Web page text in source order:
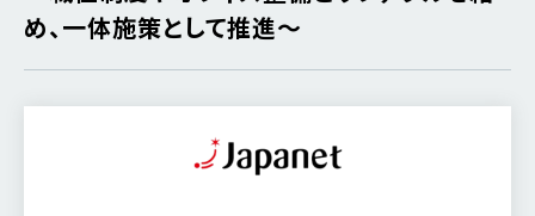
め、一体施策として推進～